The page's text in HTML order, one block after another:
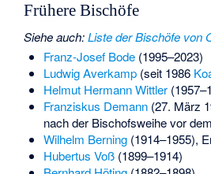
Frühere Bischöfe
Siehe auch:Liste der Bischöfe von
Franz-Josef Bode(1995–2023)
Ludwig Averkamp(seit 1986
Helmut Hermann Wittler
Franziskus Demann(27. März
nach der Bischofsweihe vor
Wilhelm Berning(1914–1955),
Hubertus Voß(1899–1914)